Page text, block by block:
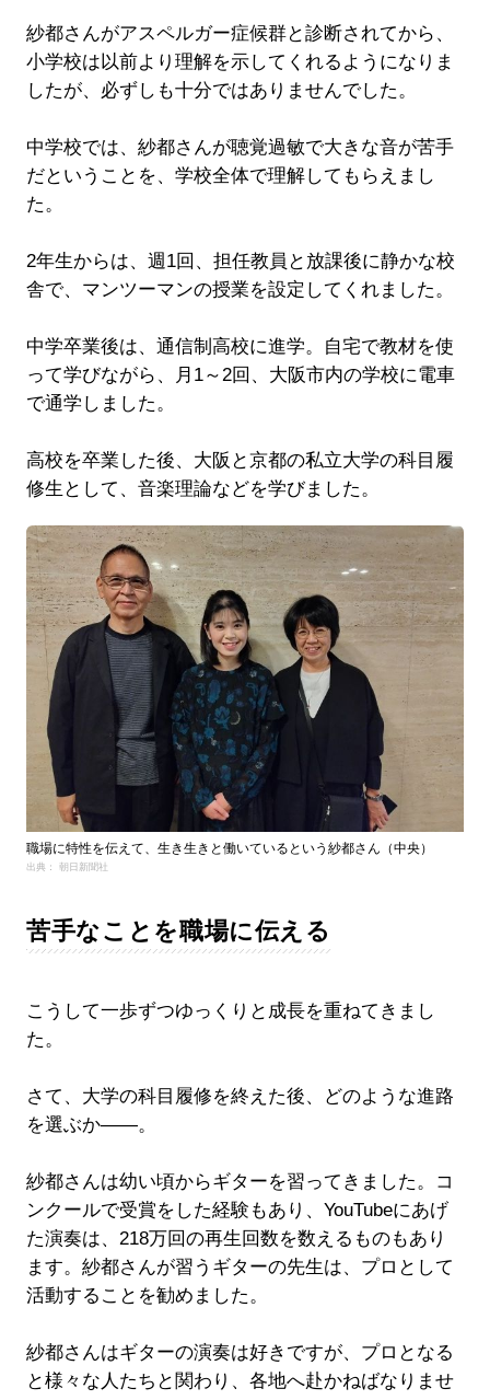
紗都さんがアスペルガー症候群と診断されてから、
小学校は以前より理解を示してくれるようになりま
したが、必ずしも十分ではありませんでした。
中学校では、紗都さんが聴覚過敏で大きな音が苦手
だということを、学校全体で理解してもらえまし
た。
2年生からは、週1回、担任教員と放課後に静かな校
舎で、マンツーマンの授業を設定してくれました。
中学卒業後は、通信制高校に進学。自宅で教材を使
って学びながら、月1～2回、大阪市内の学校に電車
で通学しました。
高校を卒業した後、大阪と京都の私立大学の科目履
修生として、音楽理論などを学びました。
職場に特性を伝えて、生き生きと働いているという紗都さん（中央）
出典： 朝日新聞社
苦手なことを職場に伝える
こうして一歩ずつゆっくりと成長を重ねてきまし
た。
さて、大学の科目履修を終えた後、どのような進路
を選ぶか――。
紗都さんは幼い頃からギターを習ってきました。コ
ンクールで受賞をした経験もあり、YouTubeにあげ
た演奏は、218万回の再生回数を数えるものもあり
ます。紗都さんが習うギターの先生は、プロとして
活動することを勧めました。
紗都さんはギターの演奏は好きですが、プロとなる
と様々な人たちと関わり、各地へ赴かねばなりませ